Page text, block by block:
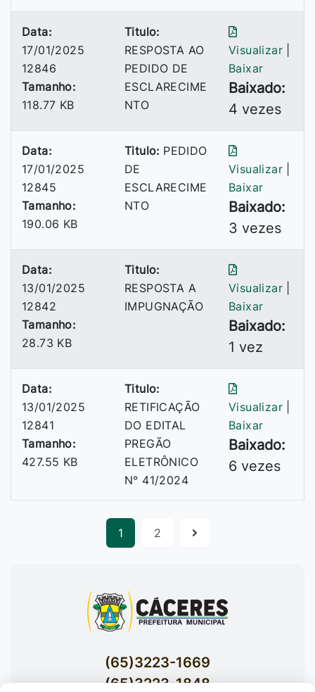
Data:
17/01/2025
12846
Tamanho:
118.77 KB
Titulo:
RESPOSTA AO
PEDIDO DE
ESCLARECIME
NTO
Visualizar
Baixar
Baixado:
4 vezes
Data:
17/01/2025
12845
Tamanho:
190.06 KB
Titulo: PEDIDO
DE
ESCLARECIME
NTO
Visualizar
Baixar
Baixado:
3 vezes
Data:
13/01/2025
12842
Tamanho:
28.73 KB
Titulo:
RESPOSTA A
IMPUGNAÇÃO
Visualizar
Baixar
Baixado:
1 vez
Data:
13/01/2025
12841
Tamanho:
427.55 KB
Titulo:
RETIFICAÇÃO
DO EDITAL
PREGÃO
ELETRÔNICO
N° 41/2024
Visualizar
Baixar
Baixado:
6 vezes
1 2
(65)3223-1669
(65)3223-1848